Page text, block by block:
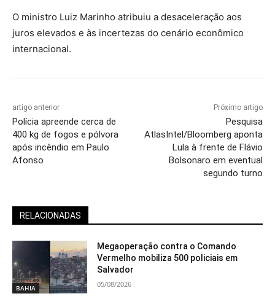
O ministro Luiz Marinho atribuiu a desaceleração aos
juros elevados e às incertezas do cenário econômico
internacional.
artigo anterior
Polícia apreende cerca de
400 kg de fogos e pólvora
após incêndio em Paulo
Afonso
Próximo artigo
Pesquisa
AtlasIntel/Bloomberg aponta
Lula à frente de Flávio
Bolsonaro em eventual
segundo turno
RELACIONADAS
BAHIA
Megaoperação contra o Comando
Vermelho mobiliza 500 policiais em
Salvador
05/08/2026